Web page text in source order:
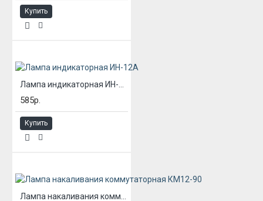
Купить
585р.
Купить